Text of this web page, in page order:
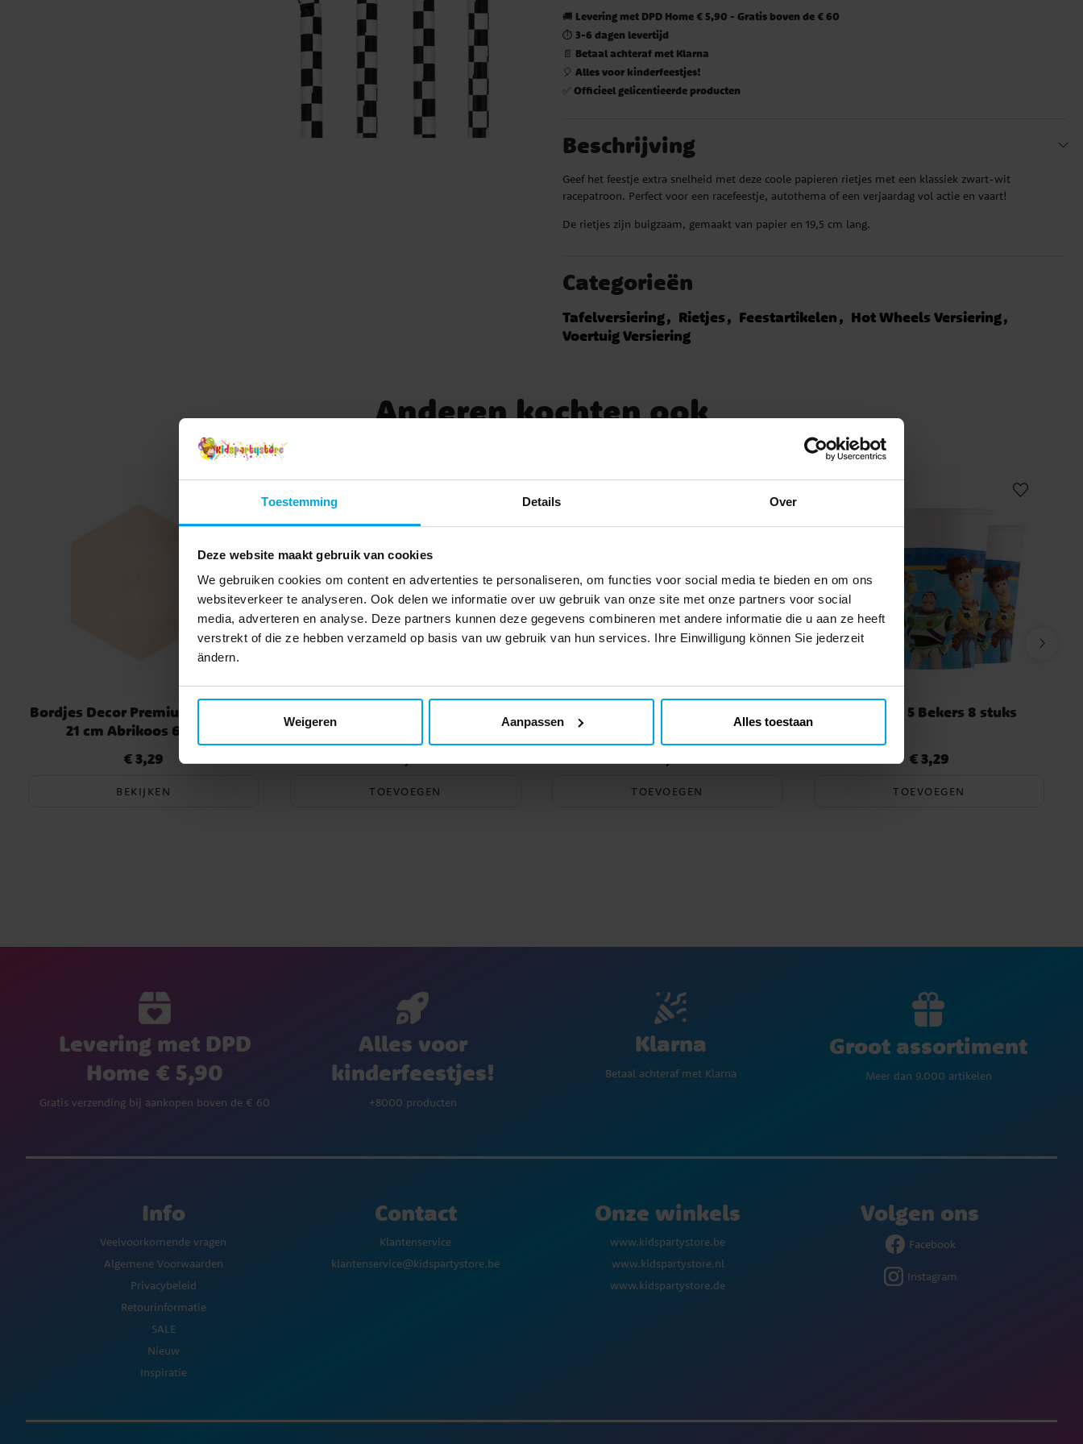
Toestemming Details Over
Deze website maakt gebruik van cookies
We gebruiken cookies om content en advertenties te personaliseren, om functies voor social media te bieden en om ons
websiteverkeer te analyseren. Ook delen we informatie over uw gebruik van onze site met onze partners voor social
media, adverteren en analyse. Deze partners kunnen deze gegevens combineren met andere informatie die u aan ze heeft
verstrekt of die ze hebben verzameld op basis van uw gebruik van hun services. Ihre Einwilligung können Sie jederzeit
ändern.
Weigeren Aanpassen Alles toestaan
🚚 Levering met DPD Home € 5,90 - Gratis boven de € 60
⏱️3-6 dagen levertijd
📄 Betaal achteraf met Klarna
🎈Alles voor kinderfeestjes!
✅Officieel gelicentieerde producten
Beschrijving
Geef het feestje extra snelheid met deze coole papieren rietjes met een klassiek zwart-wit
racepatroon. Perfect voor een racefeestje, autothema of een verjaardag vol actie en vaart!
De rietjes zijn buigzaam, gemaakt van papier en 19,5 cm lang.
Categorieën
Tafelversiering Rietjes Feestartikelen
Hot Wheels Versiering
Voertuig Versiering
Anderen kochten ook
Bordjes Decor Premium Hexagon
21 cm Abrikoos 6 stuks
Prijs:€ 3,29
€ 3,29
BEKIJKEN
€ 3,99
TOEVOEGEN
€ 2,90
TOEVOEGEN
Toy Story 5 Bekers 8 stuks
Prijs:€ 3,29
€ 3,29
TOEVOEGEN
Levering met DPD
Home € 5,90
Gratis verzending bij aankopen boven de € 60
Alles voor
kinderfeestjes!
+8000 producten
Klarna
Betaal achteraf met Klarna
Groot assortiment
Meer dan 9.000 artikelen
Info
Veelvoorkomende vragen
Algemene Voorwaarden
Privacybeleid
Retourinformatie
SALE
Nieuw
Inspiratie
Contact
Klantenservice
klantenservice@kidspartystore.be
Onze winkels
www.kidspartystore.be
www.kidspartystore.nl
www.kidspartystore.de
Volgen ons
Facebook
Instagram